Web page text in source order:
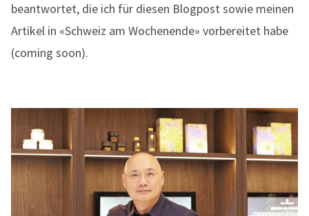
beantwortet, die ich für diesen Blogpost sowie meinen
Artikel in «Schweiz am Wochenende» vorbereitet habe
(coming soon).